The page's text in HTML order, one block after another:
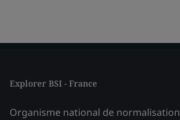
Explorer BSI - France
Organisme national de normalisation